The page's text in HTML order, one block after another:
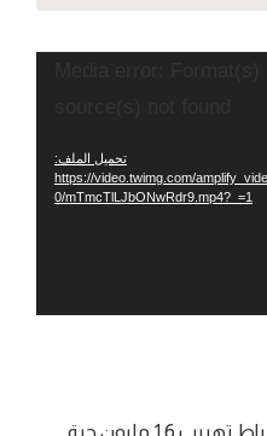
تحميل الملف:
https://video.twimg.com/
0/mTmcTlLJbONwRdr9.mp4?_=1
تمكنت الجهات المختصة من إحباط تهريب 1.6 مليون حبة